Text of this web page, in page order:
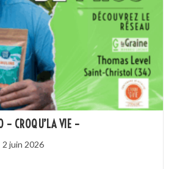
– CROQU’LA VIE –
2 juin 2026